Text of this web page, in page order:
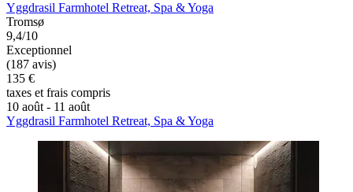
Yggdrasil Farmhotel Retreat, Spa & Yoga
Tromsø
9,4/10
Exceptionnel
(187 avis)
135 €
taxes et frais compris
10 août - 11 août
Yggdrasil Farmhotel Retreat, Spa & Yoga